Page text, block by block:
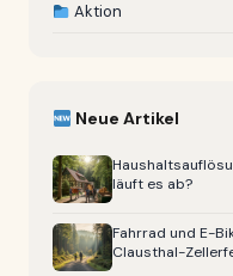
Aktion
Neue Artikel
läuft es ab?
Fahrrad und E-
Clausthal-